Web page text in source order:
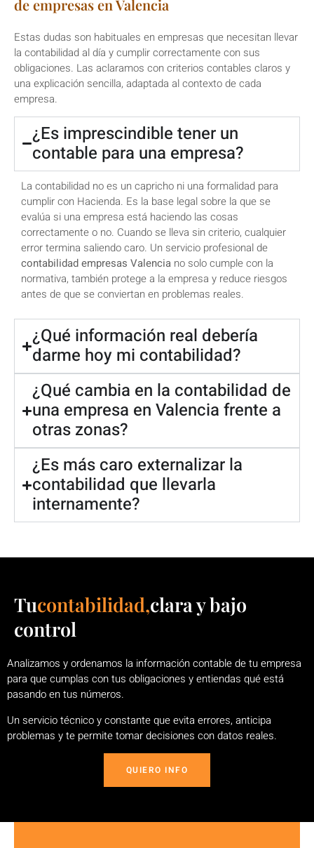
de empresas en Valencia
Estas dudas son habituales en empresas que necesitan llevar
la contabilidad al día y cumplir correctamente con sus
obligaciones. Las aclaramos con criterios contables claros y
una explicación sencilla, adaptada al contexto de cada
empresa.
¿Es imprescindible tener un
contable para una empresa?
La contabilidad no es un capricho ni una formalidad para
cumplir con Hacienda. Es la base legal sobre la que se
evalúa si una empresa está haciendo las cosas
correctamente o no. Cuando se lleva sin criterio, cualquier
error termina saliendo caro. Un servicio profesional de
contabilidad empresas Valencia no solo cumple con la
normativa, también protege a la empresa y reduce riesgos
antes de que se conviertan en problemas reales.
¿Qué información real debería
darme hoy mi contabilidad?
¿Qué cambia en la contabilidad de
una empresa en Valencia frente a
otras zonas?
¿Es más caro externalizar la
contabilidad que llevarla
internamente?
Tucontabilidad,clara y bajo
control
Analizamos y ordenamos la información contable de tu empresa
para que cumplas con tus obligaciones y entiendas qué está
pasando en tus números.
Un servicio técnico y constante que evita errores, anticipa
problemas y te permite tomar decisiones con datos reales.
QUIERO INFO